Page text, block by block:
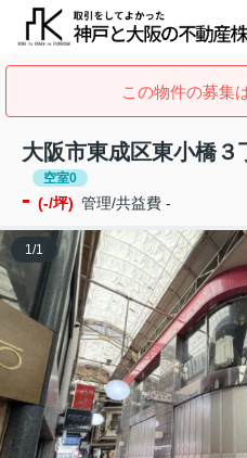
この物件の募集
大阪市東成区東小橋３
空室0
- (-/坪) 管理/共益費 -
1/1